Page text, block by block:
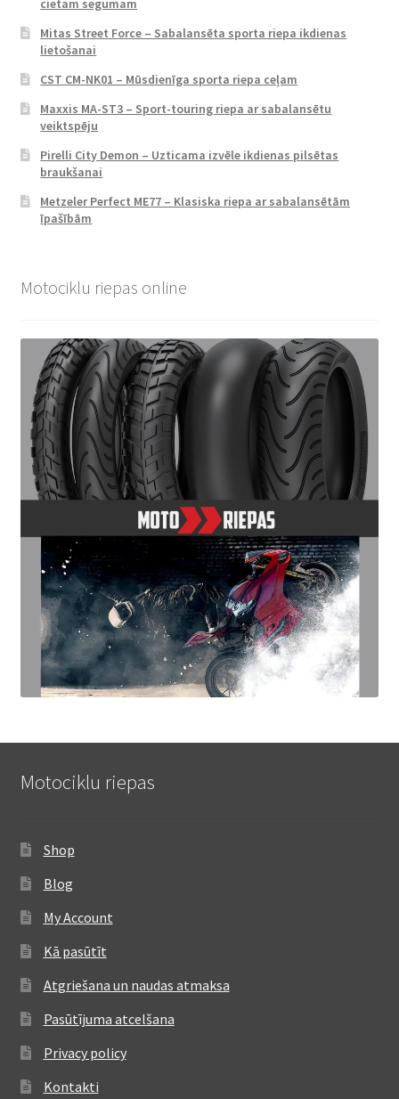
cietam segumam
Mitas Street Force – Sabalansēta sporta riepa ikdienas
lietošanai
CST CM-NK01 – Mūsdienīga sporta riepa ceļam
Maxxis MA-ST3 – Sport-touring riepa ar sabalansētu
veiktspēju
Pirelli City Demon – Uzticama izvēle ikdienas pilsētas
braukšanai
Metzeler Perfect ME77 – Klasiska riepa ar sabalansētām
īpašībām
Motociklu riepas online
Motociklu riepas
Shop
Blog
My Account
Kā pasūtīt
Atgriešana un naudas atmaksa
Pasūtījuma atcelšana
Privacy policy
Kontakti